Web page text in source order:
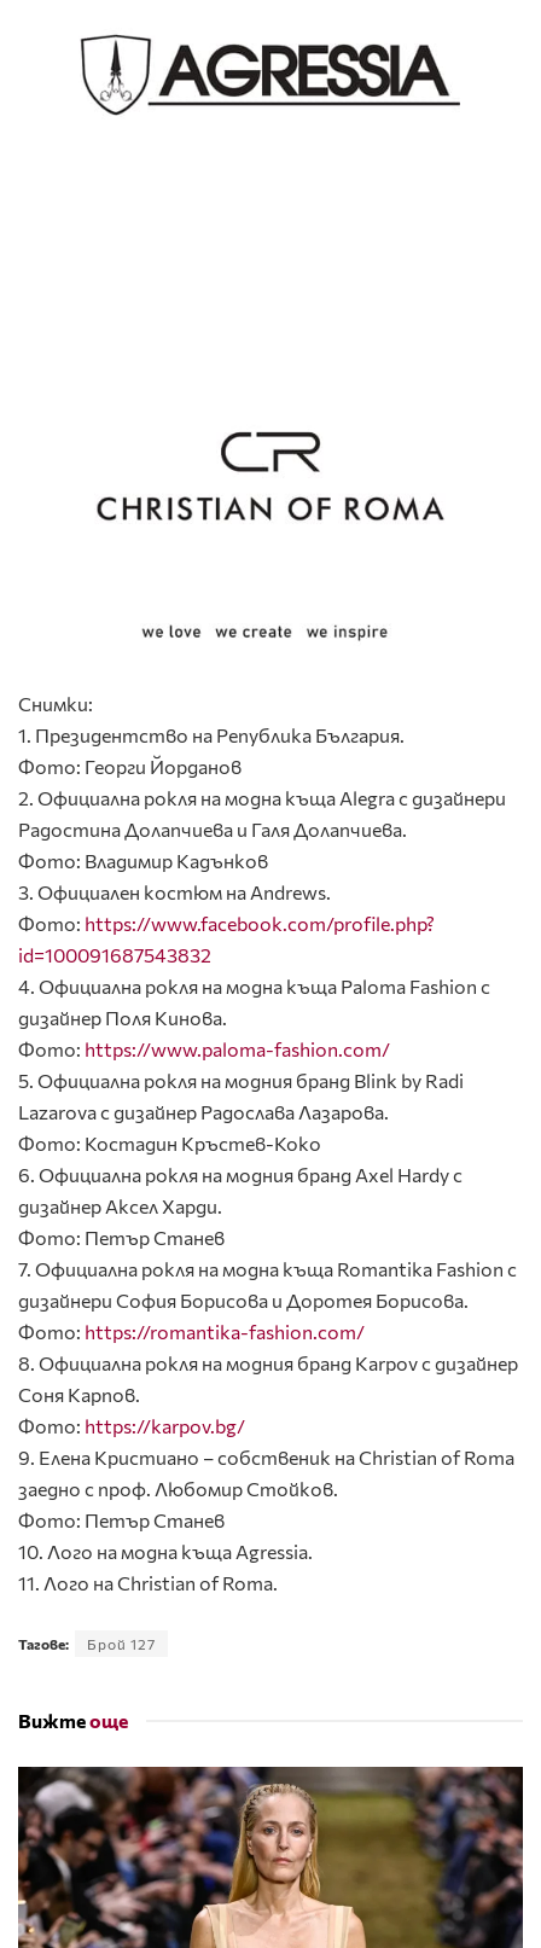
Снимки:
1. Президентство на Република България.
Фото: Георги Йорданов
2. Официална рокля на модна къща Alegra с дизайнери
Радостина Долапчиева и Галя Долапчиева.
Фото: Владимир Кадънков
3. Официален костюм на Andrews.
Фото: https://www.facebook.com/profile.php?
id=100091687543832
4. Официална рокля на модна къща Paloma Fashion с
дизайнер Поля Кинова.
Фото: https://www.paloma-fashion.com/
5. Официална рокля на модния бранд Blink by Radi
Lazarova с дизайнер Радослава Лазарова.
Фото: Костадин Кръстев-Коко
6. Официална рокля на модния бранд Axel Hardy с
дизайнер Аксел Харди.
Фото: Петър Станев
7. Официална рокля на модна къща Romantika Fashion с
дизайнери София Борисова и Доротея Борисова.
Фото: https://romantika-fashion.com/
8. Официална рокля на модния бранд Karpov с дизайнер
Соня Карпов.
Фото: https://karpov.bg/
9. Елена Кристиано – собственик на Christian of Roma
заедно с проф. Любомир Стойков.
Фото: Петър Станев
10. Лого на модна къща Agressia.
11. Лого на Christian of Roma.
Тагове: Брой 127
Вижтеоще